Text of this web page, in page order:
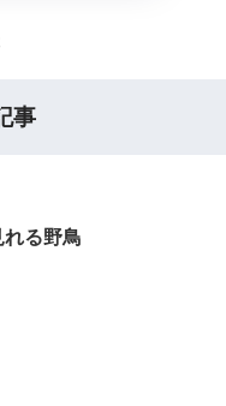
事
る野鳥